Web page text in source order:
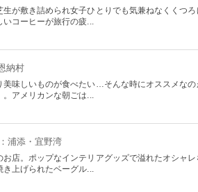
が敷き詰められ女子ひとりでも気兼ねなくくつ
コーヒーが旅行の疲...
納村
味しいものが食べたい…そんな時にオススメなの
アメリカンな朝ごは...
浦添・宜野湾
店。ポップなインテリアグッズで溢れたオシャ
上げられたベーグル...